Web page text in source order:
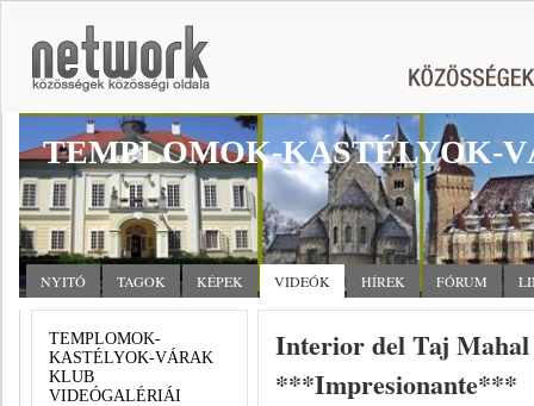
TEMPLOMOK-KASTÉLYOK-
NYITÓ TAGOK KÉPEK VIDEÓK HÍREK FÓRUM
TEMPLOMOK-
KASTÉLYOK-VÁRAK
KLUB
VIDEÓGALÉRIÁI
Interior del Taj Mahal
***Impresionante***